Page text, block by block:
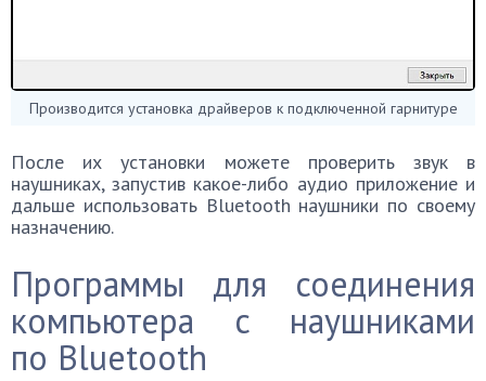
Производится установка драйверов к подключенной гарнитуре
После их установки можете проверить звук в
наушниках, запустив какое-либо аудио приложение и
дальше использовать Bluetooth наушники по своему
назначению.
Программы для соединения
компьютера с наушниками
по Bluetooth